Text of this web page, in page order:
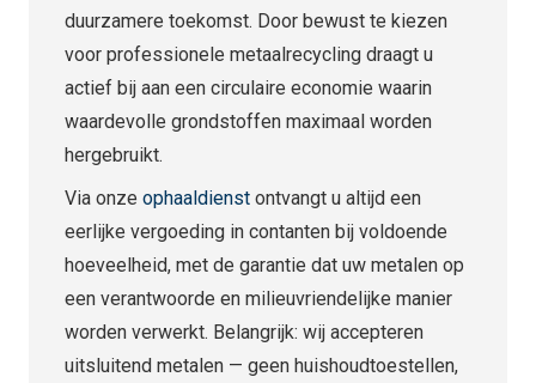
duurzamere toekomst. Door bewust te kiezen
voor professionele metaalrecycling draagt u
actief bij aan een circulaire economie waarin
waardevolle grondstoffen maximaal worden
hergebruikt.
Via onze ophaaldienst ontvangt u altijd een
eerlijke vergoeding in contanten bij voldoende
hoeveelheid, met de garantie dat uw metalen op
een verantwoorde en milieuvriendelijke manier
worden verwerkt. Belangrijk: wij accepteren
uitsluitend metalen — geen huishoudtoestellen,